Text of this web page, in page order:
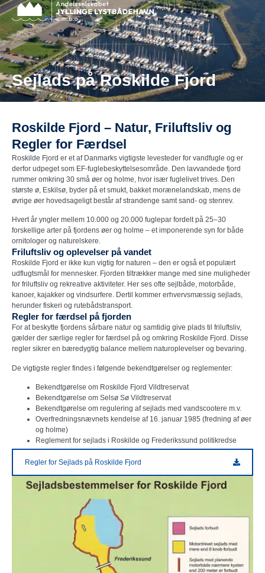
Sejlads på Roskilde Fjord
Roskilde Fjord – Natur, Friluftsliv og
Regler for Færdsel
Roskilde Fjord er et af Danmarks vigtigste levesteder for vandfugle og er
derfor udpeget som EF-fuglebeskyttelsesområde. Den lavvandede fjord
rummer omkring 30 små øer og holme, hvor især fuglelivet trives. Den
største ø, Eskilsø, byder på et smukt, bakket morænelandskab, mens de
øvrige øer hovedsageligt består af strandenge samt sand- og stenrev.
Hvert år yngler mellem 10.000 og 20.000 fuglepar fordelt på 25–30
forskellige arter på fjordens øer og holme – et imponerende syn for både
ornitologer og naturelskere.
Friluftsliv og oplevelser på vandet
Roskilde Fjord er ikke kun vigtig for naturen – den er også et populært
udflugtsmål for mennesker. Fjorden tiltrækker mange med sine muligheder
for friluftsliv og rekreative aktiviteter. Her ses ofte sejlbåde, motorbåde,
kanoer, kajakker og vindsurfere. Dertil kommer erhvervsmæssig sejlads,
herunder fiskeri og rutebådstransport.
Regler for færdsel på fjorden
For at beskytte fjordens sårbare natur og samtidig give plads til friluftsliv,
gælder der særlige regler for færdsel på og omkring Roskilde Fjord. Disse
regler sikrer en bæredygtig balance mellem naturoplevelser og bevaring.
De vigtigste regler findes i følgende bekendtgørelser og reglementer:
Bekendtgørelse om Roskilde Fjord Vildtreservat
Bekendtgørelse om Selsø Sø Vildtreservat
Bekendtgørelse om regulering af sejlads med vandscootere m.v.
Overfredningsnævnets kendelse af 16. januar 1985 (fredning af øer
og holme)
Reglement for sejlads i Roskilde og Frederikssund politikredse
Regler for Sejlads på Roskilde Fjord